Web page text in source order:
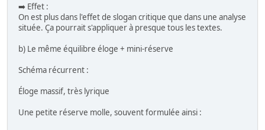
➡️ Effet :
On est plus dans l'effet de slogan critique que dans une analyse
située. Ça pourrait s'appliquer à presque tous les textes.
b) Le même équilibre éloge + mini-réserve
Schéma récurrent :
Éloge massif, très lyrique
Une petite réserve molle, souvent formulée ainsi :